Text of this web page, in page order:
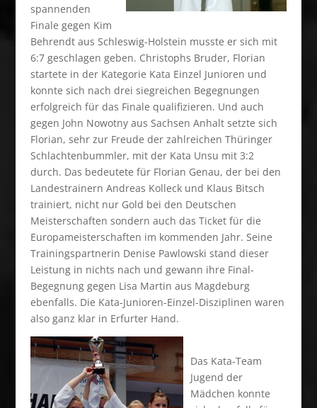
spannenden
Finale gegen Kim
Behrendt aus Schleswig-Holstein musste er sich mit
6:7 geschlagen geben. Christophs Bruder, Florian
startete in der Kategorie Kata Einzel Junioren und
konnte sich nach drei siegreichen Begegnungen
erfolgreich für das Finale qualifizieren. Und auch
gegen John Nowotny aus Sachsen Anhalt setzte sich
Florian, sehr zur Freude der zahlreichen Thüringer
Schlachtenbummler, mit der Kata Unsu mit 3:2
durch. Das bedeutete für Florian Genau, der bei den
Landestrainern Andreas Kolleck und Klaus Bitsch
trainiert, nicht nur Gold bei den Deutschen
Meisterschaften sondern auch das Ticket für die
Europameisterschaften im kommenden Jahr. Seine
Trainingspartnerin Denise Pawlowski stand dieser
Leistung in nichts nach und gewann ihre Final-
Begegnung gegen Lisa Martin aus Magdeburg
ebenfalls. Die Kata-Junioren-Einzel-Disziplinen waren
also ganz klar in Erfurter Hand.
Das Kata-Team
Jugend der
Mädchen konnte